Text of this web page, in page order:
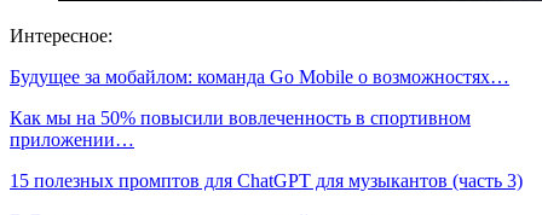
Интересное:
Будущее за мобайлом: команда Go Mobile о возможностях…
Как мы на 50% повысили вовлеченность в спортивном
приложении…
15 полезных промптов для ChatGPT для музыкантов (часть 3)